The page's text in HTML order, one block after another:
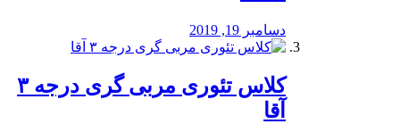
دسامبر 19, 2019
کلاس تئوری مربی گری درجه ۳
آقا